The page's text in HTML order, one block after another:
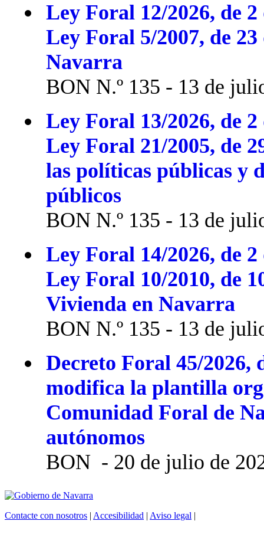
Ley Foral 12/2026, de
Ley Foral 5/2007, de
Navarra
BON N.º 135 - 13 de
Ley Foral 13/2026, de
Ley Foral 21/2005, de
las políticas públicas y
públicos
BON N.º 135 - 13 de
Ley Foral 14/2026, de
Ley Foral 10/2010, de
Vivienda en Navarra
BON N.º 135 - 13 de
Decreto Foral 45/2026,
modifica la plantilla
Comunidad Foral de
autónomos
BON - 20 de julio de
Contacte con nosotros | Accesibilidad | Aviso legal |